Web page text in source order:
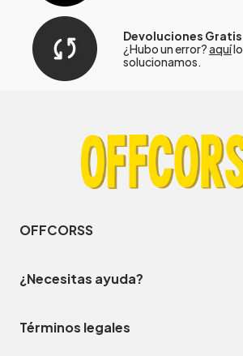
Devoluciones Gratis
¿Hubo un error?aquílo
solucionamos.
OFFCORSS
¿Necesitas ayuda?
Términos legales